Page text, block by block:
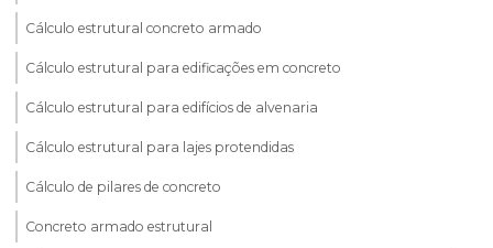
Cálculo estrutural concreto armado
Cálculo estrutural para edificações em concreto
Cálculo estrutural para edifícios de alvenaria
Cálculo estrutural para lajes protendidas
Cálculo de pilares de concreto
Concreto armado estrutural